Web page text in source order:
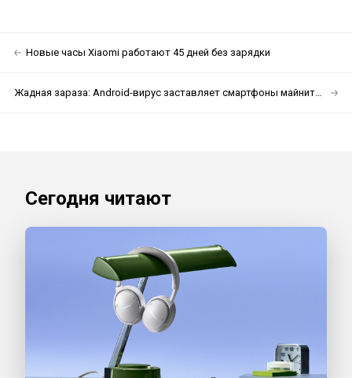
Новые часы Xiaomi работают 45 дней без зарядки
Жадная зараза: Android-вирус заставляет смартфоны майнить крипту
Сегодня читают